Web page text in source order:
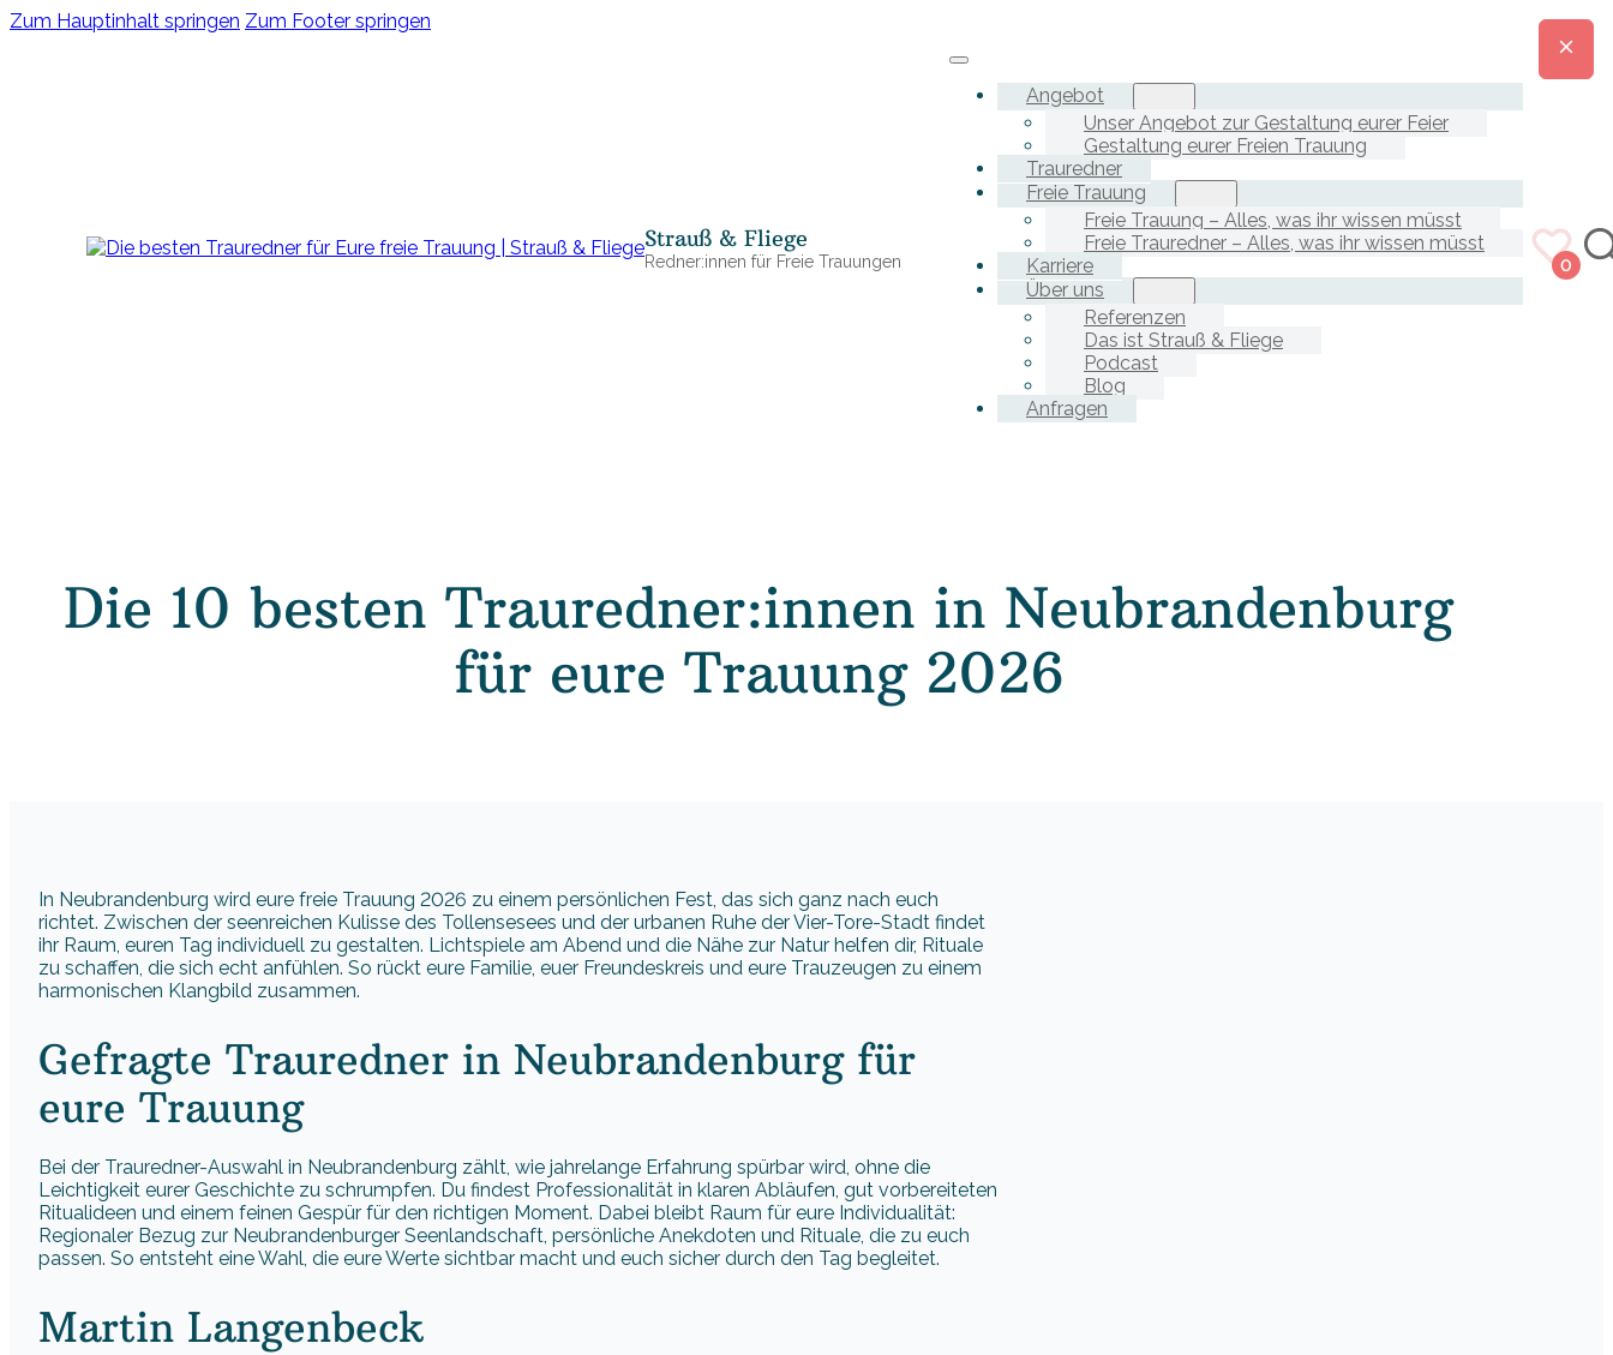
Zum Hauptinhalt springen Zum Footer springen
Strauß & Fliege
Redner:innen für Freie Trauungen
Angebot
Unser Angebot zur Gestaltung eurer Feier
Gestaltung eurer Freien Trauung
Trauredner
Freie Trauung
Freie Trauung – Alles, was ihr wissen müsst
Freie Trauredner – Alles, was ihr wissen müsst
Karriere
Über uns
Referenzen
Das ist Strauß & Fliege
Podcast
Blog
Anfragen
0
Die 10 besten Trauredner:innen in Neubrandenburg
für eure Trauung 2026
In Neubrandenburg wird eure freie Trauung 2026 zu einem persönlichen Fest, das sich ganz nach euch
richtet. Zwischen der seenreichen Kulisse des Tollensesees und der urbanen Ruhe der Vier-Tore-Stadt findet
ihr Raum, euren Tag individuell zu gestalten. Lichtspiele am Abend und die Nähe zur Natur helfen dir, Rituale
zu schaffen, die sich echt anfühlen. So rückt eure Familie, euer Freundeskreis und eure Trauzeugen zu einem
harmonischen Klangbild zusammen.
Gefragte Trauredner in Neubrandenburg für
eure Trauung
Bei der Trauredner-Auswahl in Neubrandenburg zählt, wie jahrelange Erfahrung spürbar wird, ohne die
Leichtigkeit eurer Geschichte zu schrumpfen. Du findest Professionalität in klaren Abläufen, gut vorbereiteten
Ritualideen und einem feinen Gespür für den richtigen Moment. Dabei bleibt Raum für eure Individualität:
Regionaler Bezug zur Neubrandenburger Seenlandschaft, persönliche Anekdoten und Rituale, die zu euch
passen. So entsteht eine Wahl, die eure Werte sichtbar macht und euch sicher durch den Tag begleitet.
Martin Langenbeck